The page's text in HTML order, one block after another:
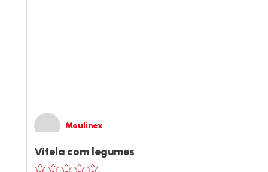
Moulinex
Vitela com legumes